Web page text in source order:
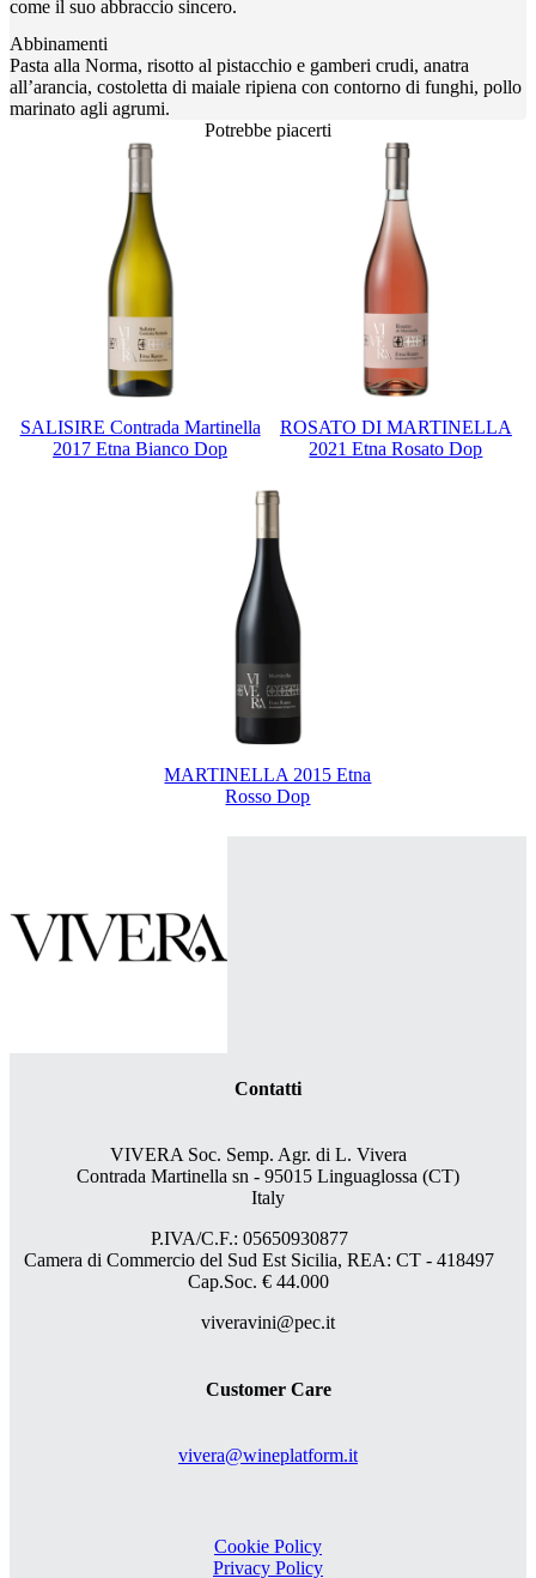
come il suo abbraccio sincero.
Abbinamenti
Pasta alla Norma, risotto al pistacchio e gamberi crudi, anatra
all’arancia, costoletta di maiale ripiena con contorno di funghi, pollo
marinato agli agrumi.
Potrebbe piacerti
SALISIRE Contrada Martinella
2017 Etna Bianco Dop
ROSATO DI MARTINELLA
2021 Etna Rosato Dop
MARTINELLA 2015 Etna
Rosso Dop
Contatti
VIVERA Soc. Semp. Agr. di L. Vivera
Contrada Martinella sn - 95015 Linguaglossa (CT)
Italy
P.IVA/C.F.: 05650930877
Camera di Commercio del Sud Est Sicilia, REA: CT - 418497
Cap.Soc. € 44.000
viveravini@pec.it
Customer Care
vivera@wineplatform.it
Cookie Policy
Privacy Policy